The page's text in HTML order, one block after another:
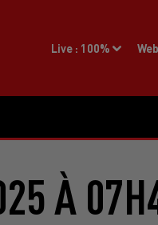
Live : 100%
À